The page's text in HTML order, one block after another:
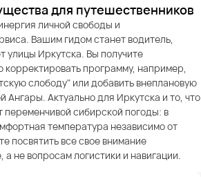
для путешественников
личной свободы и
Вашим гидом станет водитель,
улицы Иркутска. Вы получите
корректировать программу, например,
слободу" или добавить внеплановую
Ангары. Актуально для Иркутска и то, что
сибирской погоды: в
температура независимо от
посвятить все свое внимание
а не вопросам логистики и навигации.